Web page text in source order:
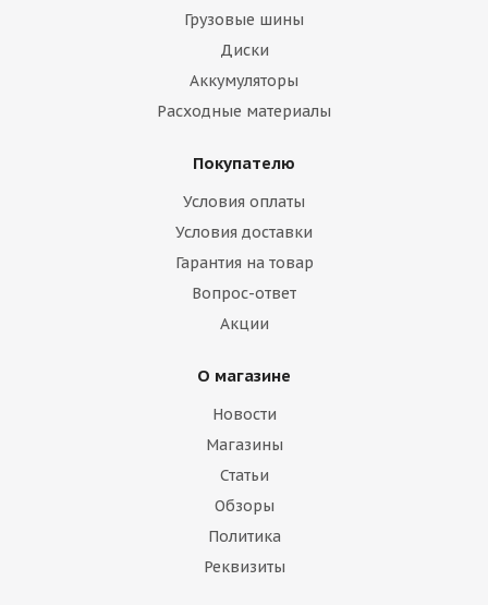
Грузовые шины
Диски
Аккумуляторы
Расходные материалы
Покупателю
Условия оплаты
Условия доставки
Гарантия на товар
Вопрос-ответ
Акции
О магазине
Новости
Магазины
Статьи
Обзоры
Политика
Реквизиты